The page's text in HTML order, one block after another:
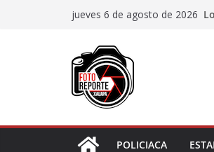
jueves 6 de agosto de 2026
POLICIACA